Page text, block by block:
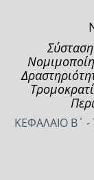
ΚΕΦΑΛΑΙΟ Β΄